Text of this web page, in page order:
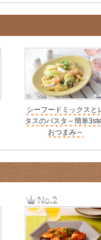
シーフードミックスと
タスのパスタ～簡単
おつまみ～